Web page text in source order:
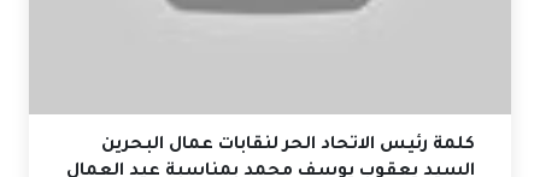
كلمة رئيس الاتحاد الحر لنقابات عمال البحرين
السيد يعقوب يوسف محمد بمناسبة عيد العمال